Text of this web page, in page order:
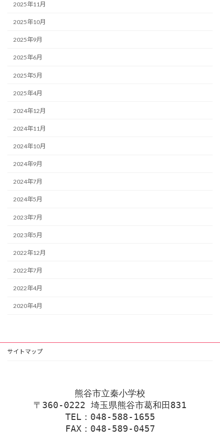
2025年11月
2025年10月
2025年9月
2025年6月
2025年5月
2025年4月
2024年12月
2024年11月
2024年10月
2024年9月
2024年7月
2024年5月
2023年7月
2023年5月
2022年12月
2022年7月
2022年4月
2020年4月
サイトマップ
熊谷市立秦小学校
〒360-0222 埼玉県熊谷市葛和田831
TEL：048-588-1655
FAX：048-589-0457